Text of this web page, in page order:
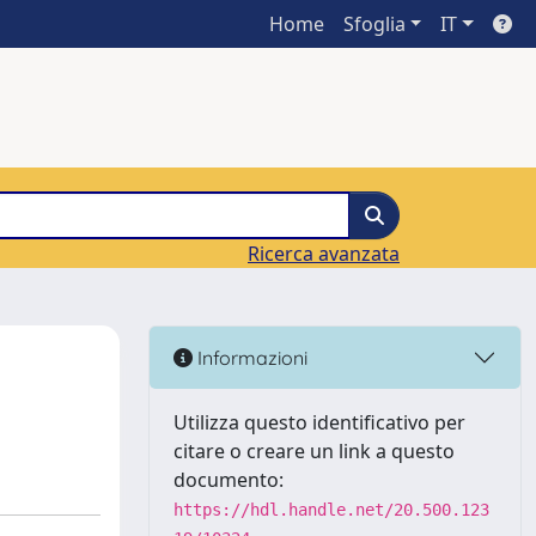
Home Sfoglia IT
Ricerca avanzata
Informazioni
Utilizza questo identificativo per
citare o creare un link a questo
documento:
https://hdl.handle.net/20.500.123